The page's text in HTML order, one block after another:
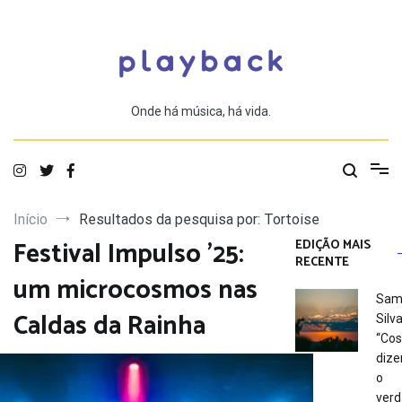
Onde há música, há vida.
Início Resultados da pesquisa por: Tortoise
Festival Impulso ’25:
um microcosmos nas
Caldas da Rainha
EDIÇÃO MAIS
RECENTE
o